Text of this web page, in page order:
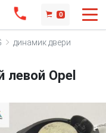
0
динамик двери
левой Opel